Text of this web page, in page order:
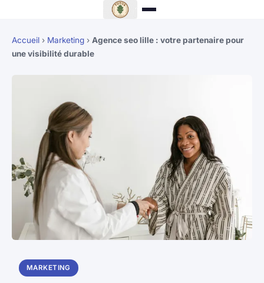
Accueil › Marketing › Agence seo lille : votre partenaire pour
une visibilité durable
MARKETING